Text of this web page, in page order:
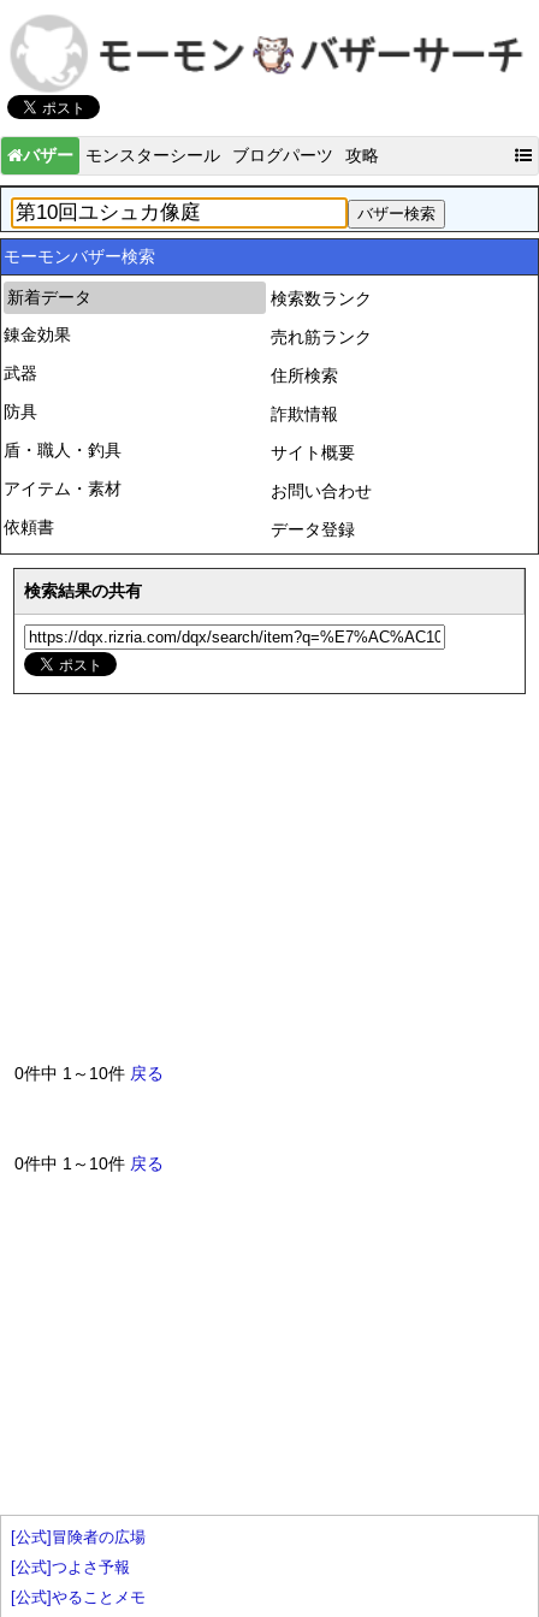
バザー モンスターシール ブログパーツ 攻略
モーモンバザー検索
新着データ
錬金効果
武器
防具
盾・職人・釣具
アイテム・素材
依頼書
検索数ランク
売れ筋ランク
住所検索
詐欺情報
サイト概要
お問い合わせ
データ登録
検索結果の共有
0件中 1～10件 戻る
0件中 1～10件 戻る
[公式]冒険者の広場
[公式]つよさ予報
[公式]やることメモ